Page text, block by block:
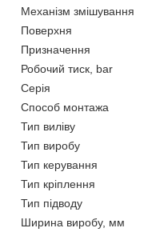
Механізм змішування
Поверхня
Призначення
Робочий тиск, bar
Серія
Способ монтажа
Тип виліву
Тип виробу
Тип керування
Тип кріплення
Тип підводу
Ширина виробу, мм